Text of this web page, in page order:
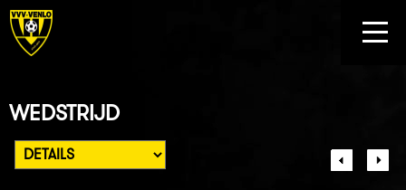
WEDSTRIJD